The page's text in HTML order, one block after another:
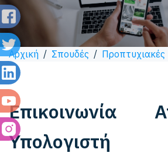
Αρχική / Σπουδές / Προπτυχιακές
Επικοινωνία
Υπολογιστή